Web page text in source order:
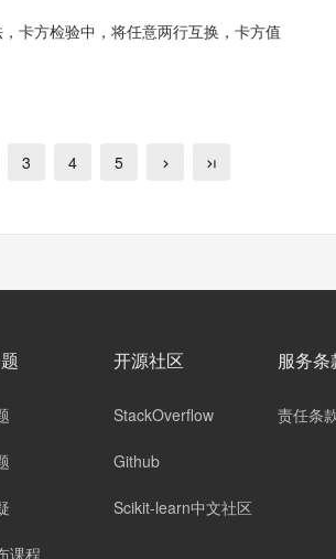
卡方检验中，将任意两行互换，卡方值
3 4 5
课程
开源社区
StackOverflow
Github
Scikit-learn中文社区
服务条
责任条